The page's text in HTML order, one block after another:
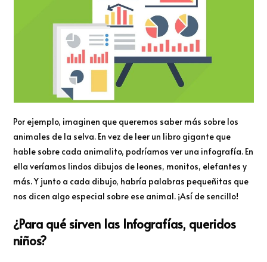
Por ejemplo, imaginen que queremos saber más sobre los
animales de la selva. En vez de leer un libro gigante que
hable sobre cada animalito, podríamos ver una infografía. En
ella veríamos lindos dibujos de leones, monitos, elefantes y
más. Y junto a cada dibujo, habría palabras pequeñitas que
nos dicen algo especial sobre ese animal. ¡Así de sencillo!
¿Para qué sirven las Infografías, queridos
niños?